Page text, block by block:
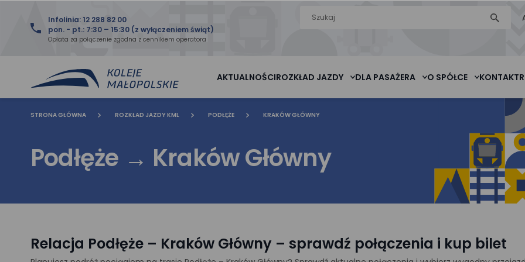
Infolinia: 12 288 82 00
pon. - pt.: 7:30 – 15:30 (z wyłączeniem świąt)
Opłata za połączenie zgodna z cennikiem operatora
Wyszukiwarka
na stronie
AKTUALNOŚCIROZKŁAD JAZDY DLA PASAŻERA O SPÓŁCE KONTAKT
STRONA GŁÓWNA ROZKŁAD JAZDY KML PODŁĘŻE KRAKÓW GŁÓWNY
Podłęże → Kraków Główny
Relacja Podłęże – Kraków Główny – sprawdź połączenia i kup bilet